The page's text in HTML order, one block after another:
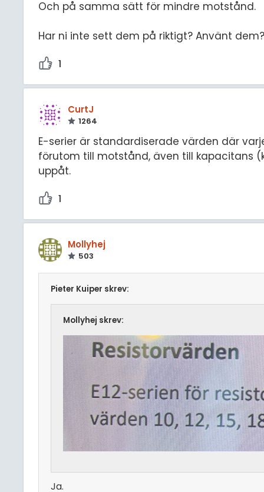
Och på samma sätt för mindre motstånd.
Har ni inte sett dem på riktigt? Använt dem?
1
CurtJ
1264
E-serier är standardiserade värden där
förutom till motstånd, även till kapacitans
uppåt.
1
Mollyhej
503
Pieter Kuiper skrev:
Mollyhej skrev:
Ja.